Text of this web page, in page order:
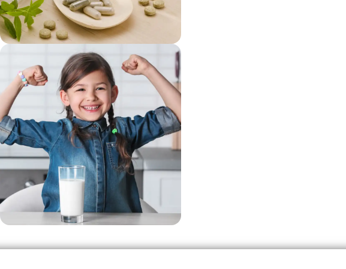
vezi si...
Suplimente
vezi si...